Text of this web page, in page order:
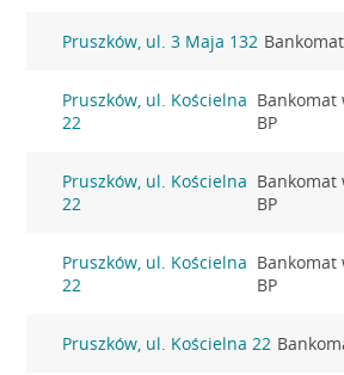
Pruszków, ul. 3 Maja 132
Pruszków, ul. Kościelna
22
Bankomat
BP
Pruszków, ul. Kościelna
22
Bankomat
BP
Pruszków, ul. Kościelna
22
Bankomat
BP
Pruszków, ul. Kościelna 22